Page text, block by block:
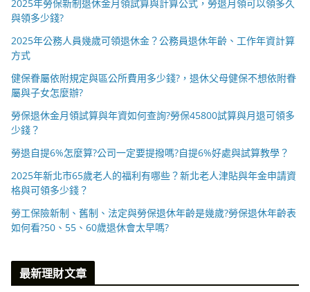
2025年勞保新制退休金月領試算與計算公式，勞退月領可以領多久
與領多少錢?
2025年公務人員幾歲可領退休金？公務員退休年齡、工作年資計算
方式
健保眷屬依附規定與區公所費用多少錢?，退休父母健保不想依附眷
屬與子女怎麼辦?
勞保退休金月領試算與年資如何查詢?勞保45800試算與月退可領多
少錢？
勞退自提6%怎麼算?公司一定要提撥嗎?自提6%好處與試算教學？
2025年新北市65歲老人的福利有哪些？新北老人津貼與年金申請資
格與可領多少錢？
勞工保險新制、舊制、法定與勞保退休年齡是幾歲?勞保退休年齡表
如何看?50、55、60歲退休會太早嗎?
最新理財文章